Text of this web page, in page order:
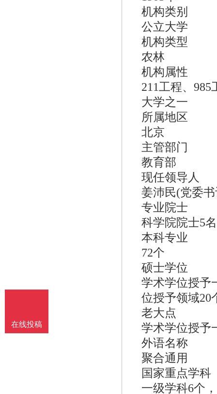
机构类别
公立大学
机构类型
农林
机构属性
211工程、
大学之一
所属地区
北京
主管部门
教育部
现任领导人
姜沛民(党委
专业院士
科学院院士5
本科专业
72个
硕士学位
学术学位授予
位授予领域20
老大点
学术学位授予
外语名称
聚合通用
国家重点学科
一级学科6个
在线投稿